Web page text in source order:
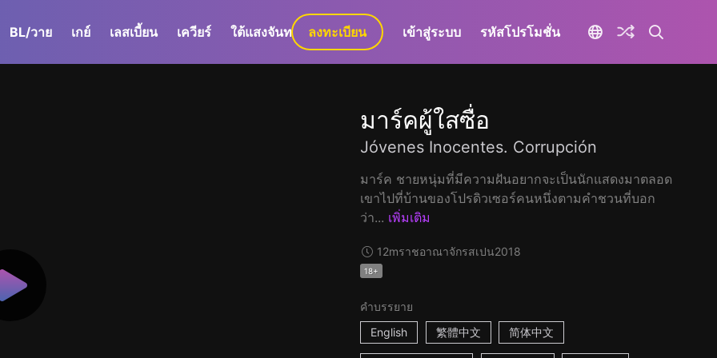
BL/วาย เกย์ เลสเบี้ยน เควียร์ ใต้แสงจันทร์ GaLa+
ลงทะเบียน เข้าสู่ระบบ รหัสโปรโมชั่น
มาร์คผู้ใสซื่อ
Jóvenes Inocentes. Corrupción
มาร์ค ชายหนุ่มที่มีความฝันอยากจะเป็นนักแสดงมาตลอด
เขาไปที่บ้านของโปรดิวเซอร์คนหนึ่งตามคำชวนที่บอก
ว่า... เพิ่มเติม
12mราชอาณาจักรสเปน2018
18+
คำบรรยาย
English
繁體中文 简体中文